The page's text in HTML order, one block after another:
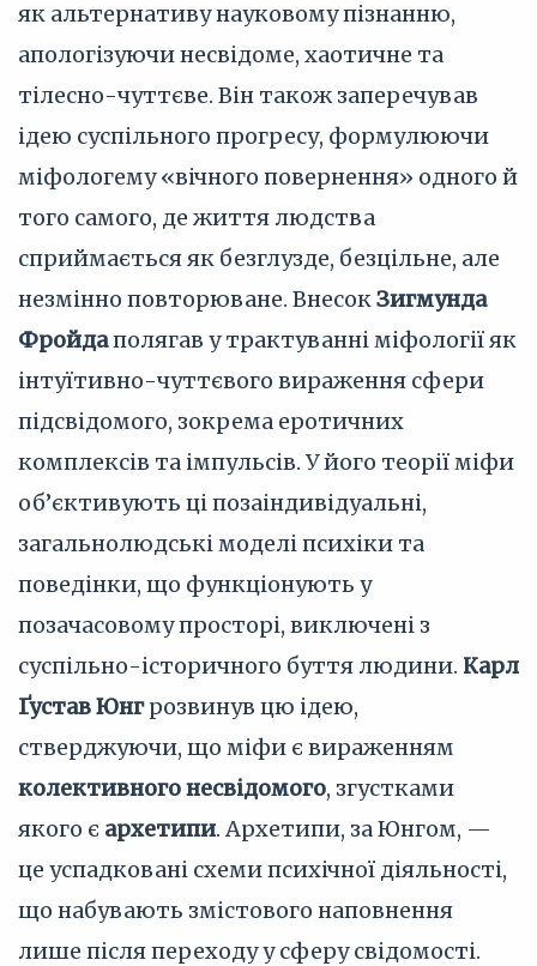
як альтернативу науковому пізнанню,
апологізуючи несвідоме, хаотичне та
тілесно-чуттєве. Він також заперечував
ідею суспільного прогресу, формулюючи
міфологему «вічного повернення» одного й
того самого, де життя людства
сприймається як безглузде, безцільне, але
незмінно повторюване. ВнесокЗигмунда
Фройдаполягав у трактуванні міфології як
інтуїтивно-чуттєвого вираження сфери
підсвідомого, зокрема еротичних
комплексів та імпульсів. У його теорії міфи
об’єктивують ці позаіндивідуальні,
загальнолюдські моделі психіки та
поведінки, що функціонують у
позачасовому просторі, виключені з
суспільно-історичного буття людини. Карл
Ґустав Юнгрозвинув цю ідею,
стверджуючи, що міфи є вираженням
колективного несвідомого, згустками
якого є архетипи. Архетипи, за Юнгом, —
це успадковані схеми психічної діяльності,
що набувають змістового наповнення
лише після переходу у сферу свідомості.